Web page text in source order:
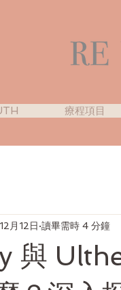
療程項目
與
月12日 讀畢需時 4 分鐘